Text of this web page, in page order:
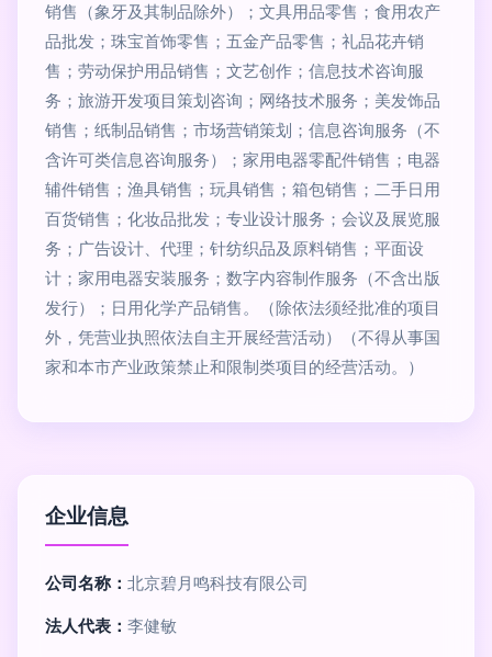
销售（象牙及其制品除外）；文具用品零售；食用农产
品批发；珠宝首饰零售；五金产品零售；礼品花卉销
售；劳动保护用品销售；文艺创作；信息技术咨询服
务；旅游开发项目策划咨询；网络技术服务；美发饰品
销售；纸制品销售；市场营销策划；信息咨询服务（不
含许可类信息咨询服务）；家用电器零配件销售；电器
辅件销售；渔具销售；玩具销售；箱包销售；二手日用
百货销售；化妆品批发；专业设计服务；会议及展览服
务；广告设计、代理；针纺织品及原料销售；平面设
计；家用电器安装服务；数字内容制作服务（不含出版
发行）；日用化学产品销售。（除依法须经批准的项目
外，凭营业执照依法自主开展经营活动）（不得从事国
家和本市产业政策禁止和限制类项目的经营活动。）
企业信息
公司名称： 北京碧月鸣科技有限公司
法人代表： 李健敏